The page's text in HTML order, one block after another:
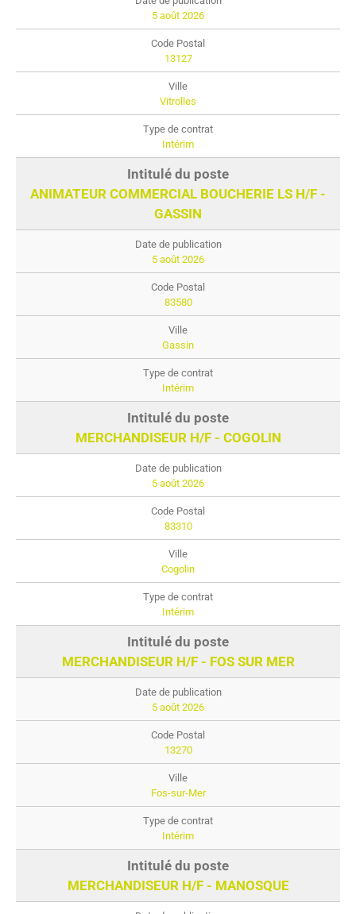
5 août 2026
13127
Vitrolles
Intérim
ANIMATEUR COMMERCIAL BOUCHERIE LS H/F -
GASSIN
5 août 2026
83580
Gassin
Intérim
MERCHANDISEUR H/F - COGOLIN
5 août 2026
83310
Cogolin
Intérim
MERCHANDISEUR H/F - FOS SUR MER
5 août 2026
13270
Fos-sur-Mer
Intérim
MERCHANDISEUR H/F - MANOSQUE